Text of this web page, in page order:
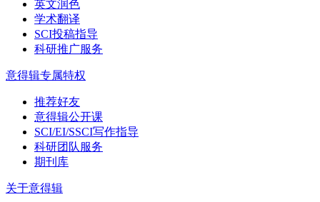
英文润色
学术翻译
SCI投稿指导
科研推广服务
意得辑专属特权
推荐好友
意得辑公开课
SCI/EI/SSCI写作指导
科研团队服务
期刊库
关于意得辑